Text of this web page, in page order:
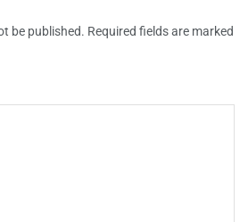
be published. Required fields are marked